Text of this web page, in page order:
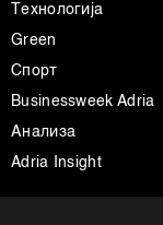
Технологија
Green
Спорт
Businessweek Adria
Анализа
Adria Insight